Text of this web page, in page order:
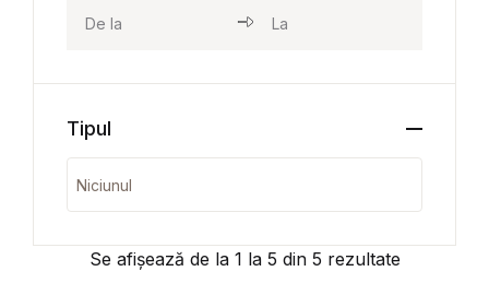
Se afișează de la 1 la 5 din 5 rezultate
Tipul